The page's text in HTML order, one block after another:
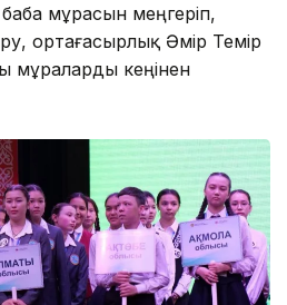
мұрасын меңгеріп,
ортағасырлық Әмір Темір
мұраларды кеңінен